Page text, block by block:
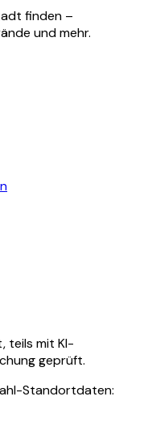
finden –
und mehr.
teils mit KI-
geprüft.
Standortdaten: